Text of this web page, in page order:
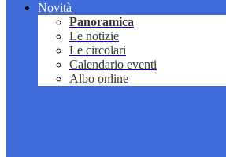
Novità
Panoramica
Le notizie
Le circolari
Calendario eventi
Albo online